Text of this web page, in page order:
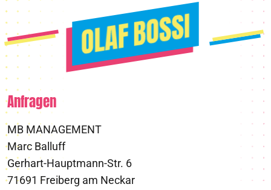
Anfragen
MB MANAGEMENT
Marc Balluff
Gerhart-Hauptmann-Str. 6
71691 Freiberg am Neckar